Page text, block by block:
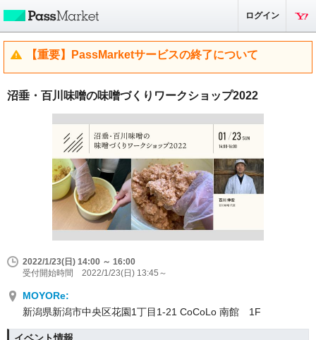
ログイン
【重要】PassMarketサービスの終了について
沼垂・百川味噌の味噌づくりワークショップ2022
2022/1/23(日) 14:00 ～ 16:00
受付開始時間 2022/1/23(日) 13:45～
MOYORe:
新潟県新潟市中央区花園1丁目1-21 CoCoLo 南館 1F